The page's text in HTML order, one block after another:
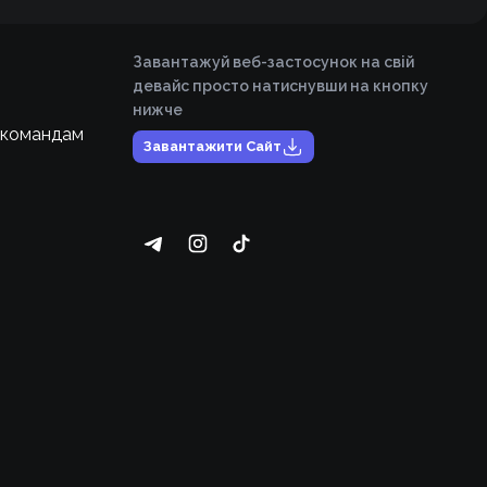
Завантажуй веб-застосунок на свій
девайс просто натиснувши на кнопку
нижче
Завантажити Сайт